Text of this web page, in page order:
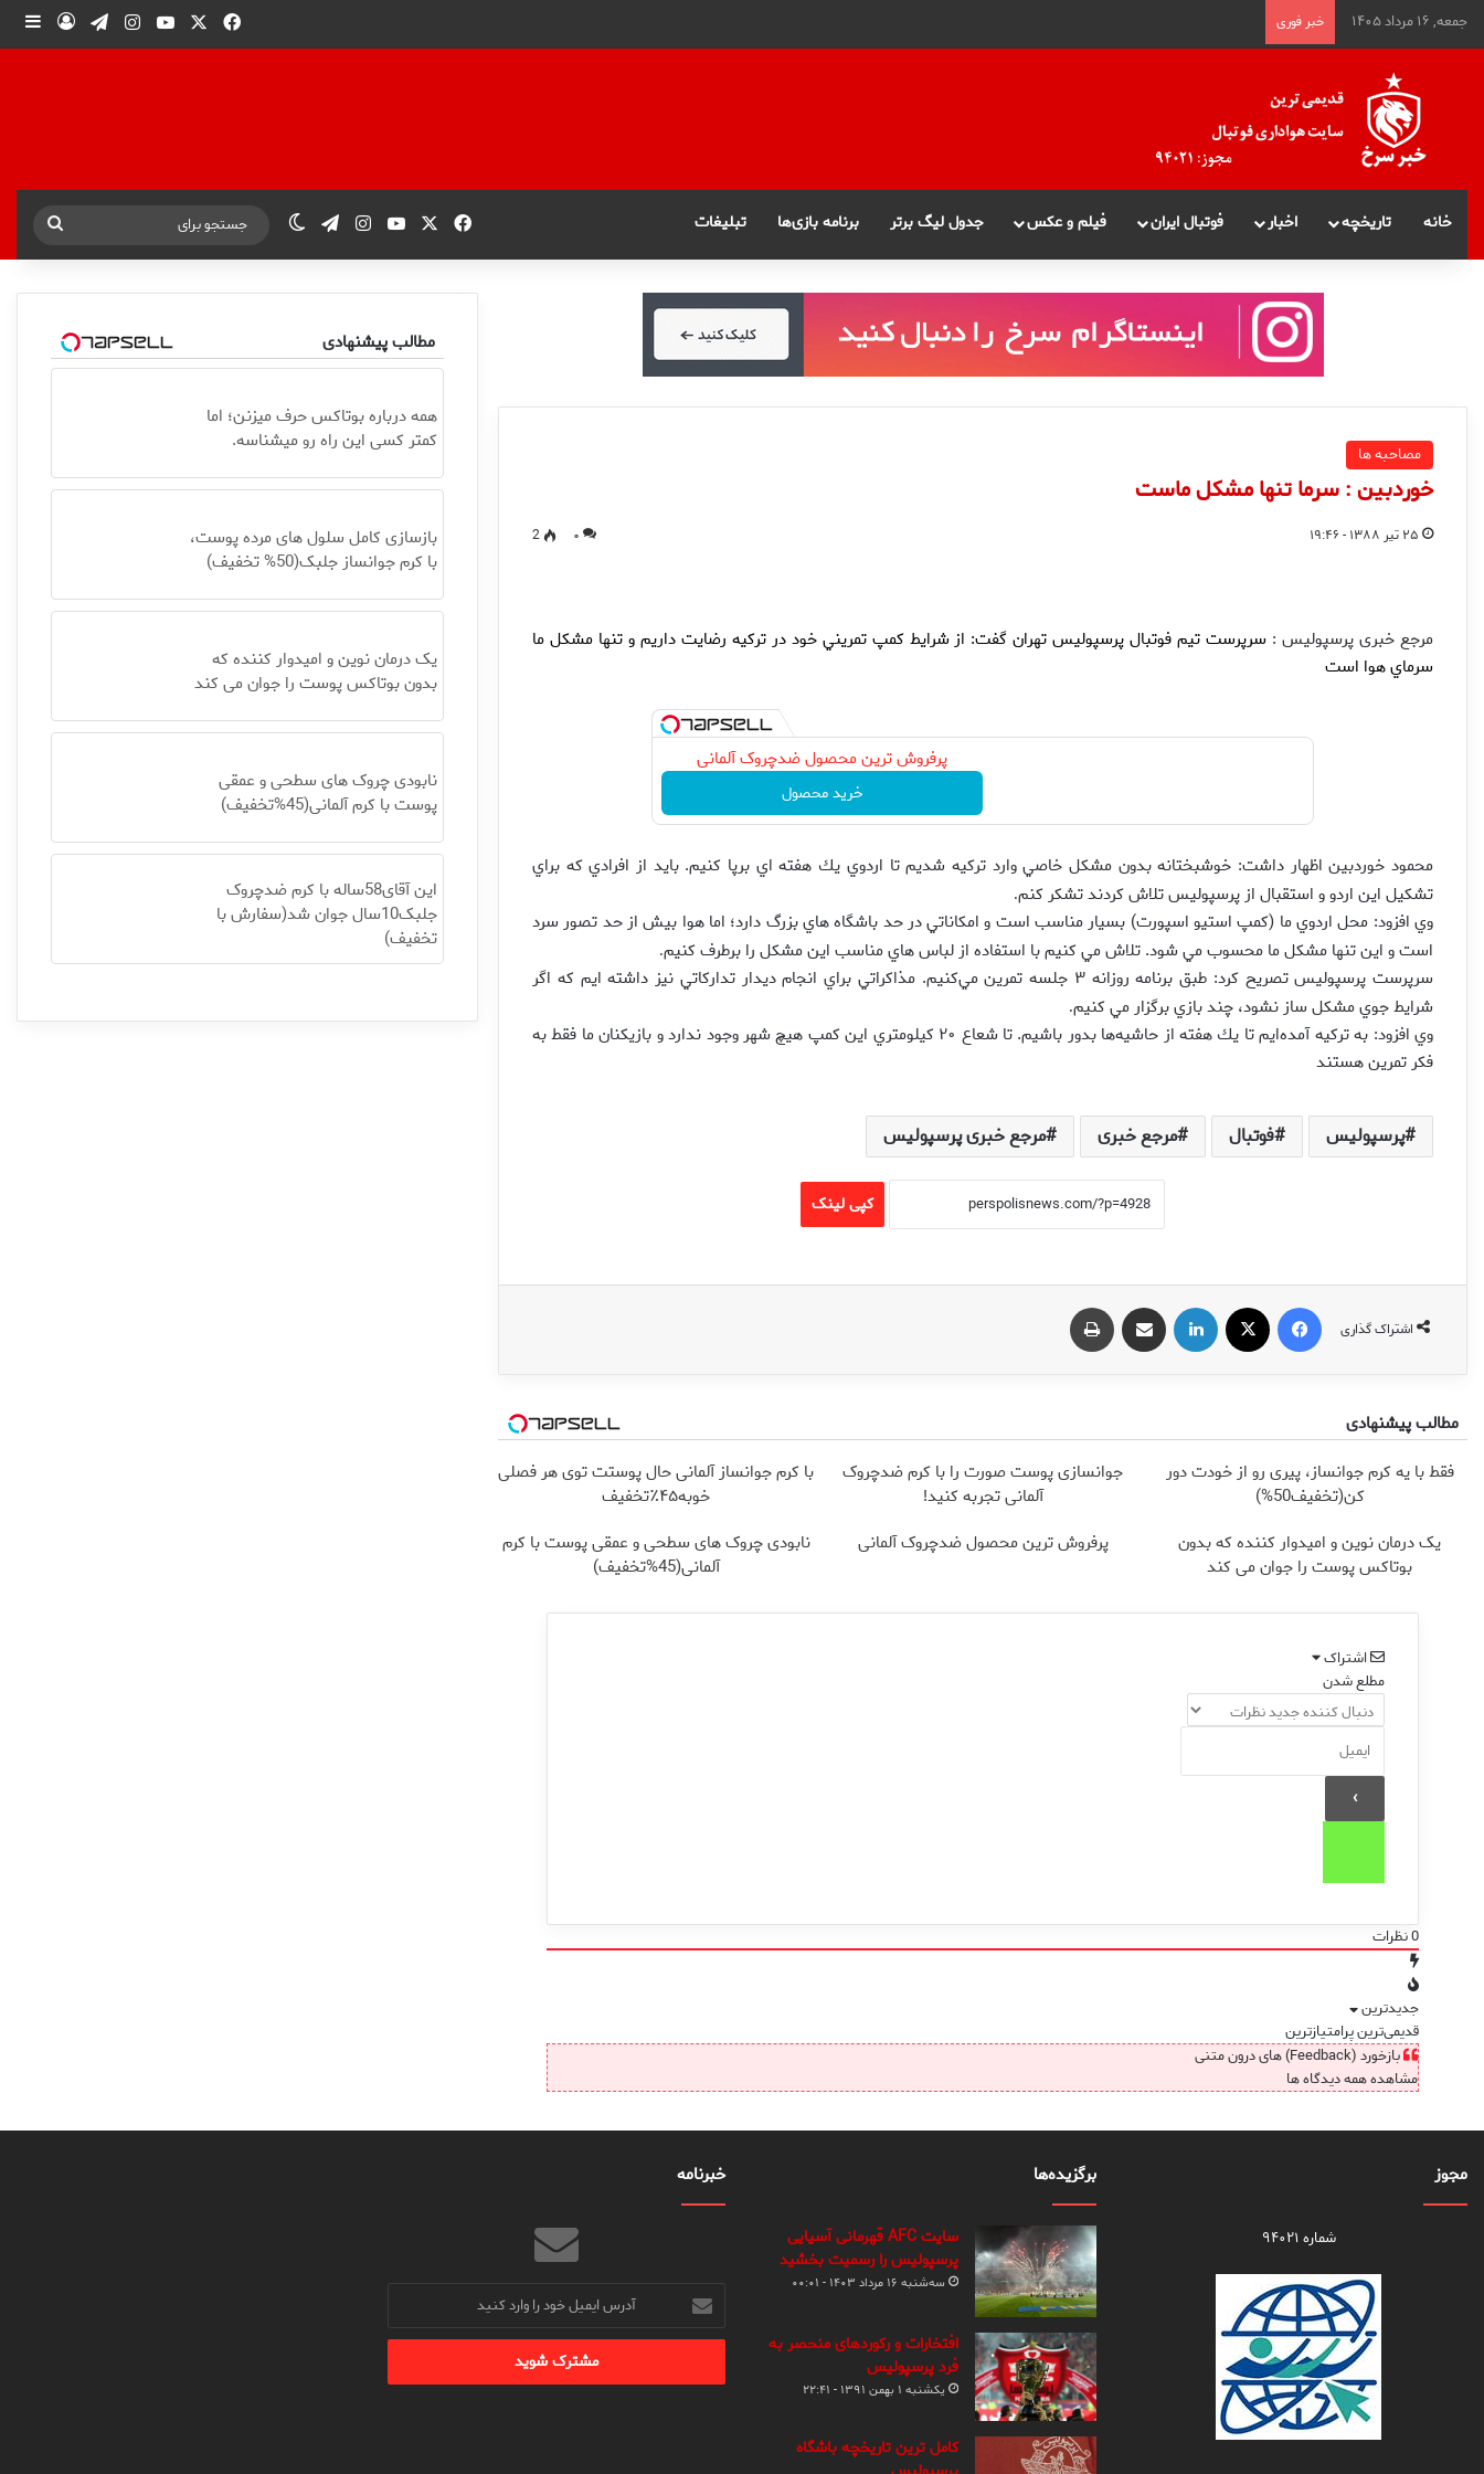
جمعه, ۱۶ مرداد ۱۴۰۵ خبر فوری فیس بوکیوتیوباینستاگرام
تلگرامورود
خانه تاریخچه اخبار فوتبال ایران فیلم و عکس جدول لیگ برتر برنامه بازی‌ها تبلیغات فیس بوکیوتیوباینستاگرام
تلگرامتغییر پوسته
جستجو
برای
مصاحبه ها
خوردبین : سرما تنها مشکل ماست
۲۵ تیر ۱۳۸۸ - ۱۹:۴۶ ۰ 2
مرجع خبری پرسپولیس : سرپرست تيم فوتبال پرسپوليس تهران گفت: از شرايط كمپ تمريني خود در تركيه رضايت داريم و تنها مشكل ما
سرماي هوا است
پرفروش ترین محصول ضدچروک آلمانی
خرید محصول
محمود خوردبين اظهار داشت: خوشبختانه بدون مشكل خاصي وارد تركيه شديم تا اردوي يك هفته اي برپا كنيم. بايد از افرادي كه براي
تشكيل اين اردو و استقبال از پرسپوليس تلاش كردند تشكر كنم.
وي افزود: محل اردوي ما (كمپ استيو اسپورت) بسيار مناسب است و امكاناتي در حد باشگاه هاي بزرگ دارد؛ اما هوا بيش از حد تصور سرد
است و اين تنها مشكل ما محسوب مي شود. تلاش مي كنيم با استفاده از لباس هاي مناسب اين مشكل را برطرف كنيم.
سرپرست پرسپوليس تصريح كرد: طبق برنامه روزانه ۳ جلسه تمرين مي‌كنيم. مذاكراتي براي انجام ديدار تداركاتي نيز داشته ايم كه اگر
شرايط جوي مشكل ساز نشود، چند بازي برگزار مي كنيم.
وي افزود: به تركيه آمده‌ايم تا يك هفته از حاشيه‌ها بدور باشيم. تا شعاع ۲۰ كيلومتري اين كمپ هيچ شهر وجود ندارد و بازيكنان ما فقط به
فكر تمرين هستند
پرسپولیس فوتبال مرجع خبری مرجع خبری پرسپولیس
کپی لینک
اشتراک گذاری
فیس بوک لینکدین اشتراک گذاری از طریق ایمیل
مطالب پیشنهادی
فقط با یه کرم جوانساز، پیری رو از خودت دور
کن(تخفیف50%)
جوانسازی پوست صورت را با کرم ضدچروک
آلمانی تجربه کنید!
با کرم جوانساز آلمانی حال پوستت توی هر فصلی
خوبه۴۵٪تخفیف
یک درمان نوین و امیدوار کننده که بدون
بوتاکس پوست را جوان می کند
پرفروش ترین محصول ضدچروک آلمانی
نابودی چروک های سطحی و عمقی پوست با کرم
آلمانی(45%تخفیف)
اشتراک
مطلع شدن
0نظرات
جدیدترین
قدیمی‌ترینپرامتیازترین
بازخورد (Feedback) های درون متنی
مشاهده همه دیدگاه ها
مطالب پیشنهادی
همه درباره بوتاکس حرف میزنن؛ اما
کمتر کسی این راه رو میشناسه.
بازسازی کامل سلول های مرده پوست،
با کرم جوانساز جلبک(50% تخفیف)
یک درمان نوین و امیدوار کننده که
بدون بوتاکس پوست را جوان می کند
نابودی چروک های سطحی و عمقی
پوست با کرم آلمانی(45%تخفیف)
این آقای58ساله با کرم ضدچروک
جلبک10سال جوان شد(سفارش با
تخفیف)
مجوز
شماره ۹۴۰۲۱
برگزیده‌ها
سایت AFC قهرمانی آسیایی
پرسپولیس را رسمیت بخشید
سه‌شنبه ۱۶ مرداد ۱۴۰۳ - ۰۰:۰۱
افتخارات و رکوردهای منحصر به
فرد پرسپولیس
یکشنبه ۱ بهمن ۱۳۹۱ - ۲۲:۴۱
کامل ترین تاریخچه باشگاه
خبرنامه
آدرس
ایمیل
خود
وارد